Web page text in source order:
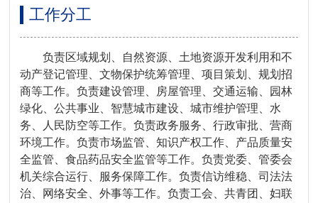
工作分工
负责区域规划、自然资源、土地资源开发利用和不
动产登记管理、文物保护统筹管理、项目策划、规划招
商等工作。负责建设管理、房屋管理、交通运输、园林
绿化、公共事业、智慧城市建设、城市维护管理、水
务、人民防空等工作。负责政务服务、行政审批、营商
环境工作。负责市场监管、知识产权工作、产品质量安
全监管、食品药品安全监管等工作。负责党委、管委会
机关综合运行、服务保障工作。负责信访维稳、司法法
治、网络安全、外事等工作。负责工会、共青团、妇联